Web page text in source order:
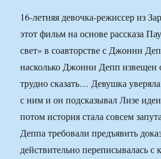
16-летняя девочка-режиссер из
этот фильм на основе рассказа
свет» в соавторстве с Джонни
насколько Джонни Депп извещен
трудно сказать… Девушка
с ним и он подсказывал Лизе
потом история стала совсем
Деппа требовали предъявить
действительно переписывалась